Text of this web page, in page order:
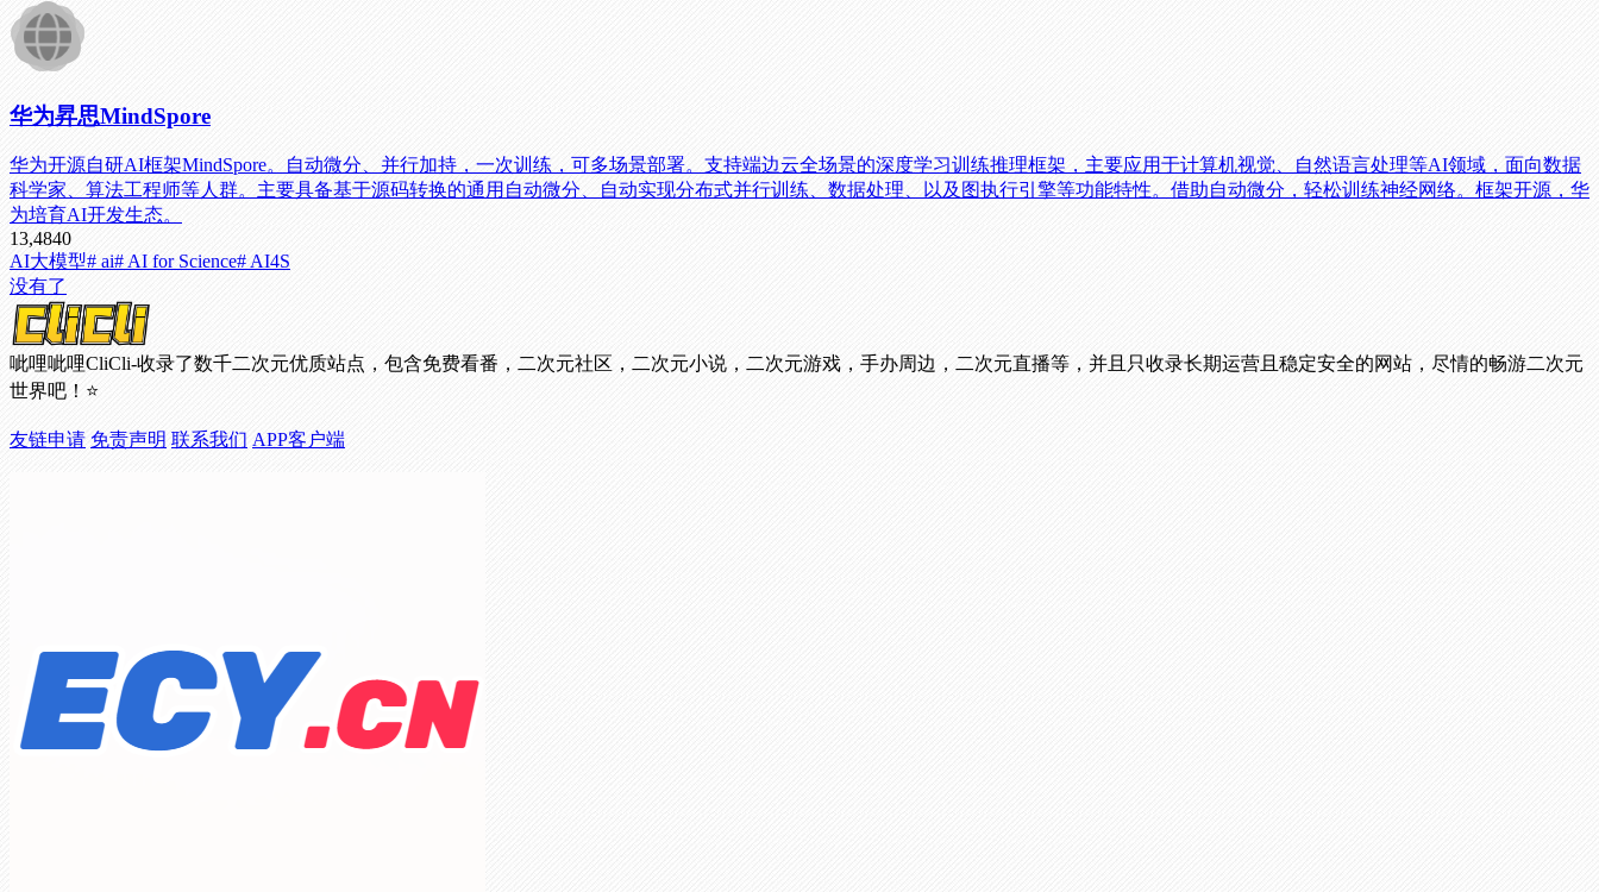
华为昇思MindSpore
华为开源自研AI框架MindSpore。自动微分、并行加持，一次训练，可多场景部署。支持端边云全场景的深度学习训练推理框架，主要应用于计算机视觉、自然语言处理等AI领域，面向数据
科学家、算法工程师等人群。主要具备基于源码转换的通用自动微分、自动实现分布式并行训练、数据处理、以及图执行引擎等功能特性。借助自动微分，轻松训练神经网络。框架开源，华
为培育AI开发生态。
13,4840
AI大模型# ai# AI for Science# AI4S
没有了
呲哩呲哩CliCli-收录了数千二次元优质站点，包含免费看番，二次元社区，二次元小说，二次元游戏，手办周边，二次元直播等，并且只收录长期运营且稳定安全的网站，尽情的畅游二次元
世界吧！⭐
友链申请 免责声明 联系我们 APP客户端